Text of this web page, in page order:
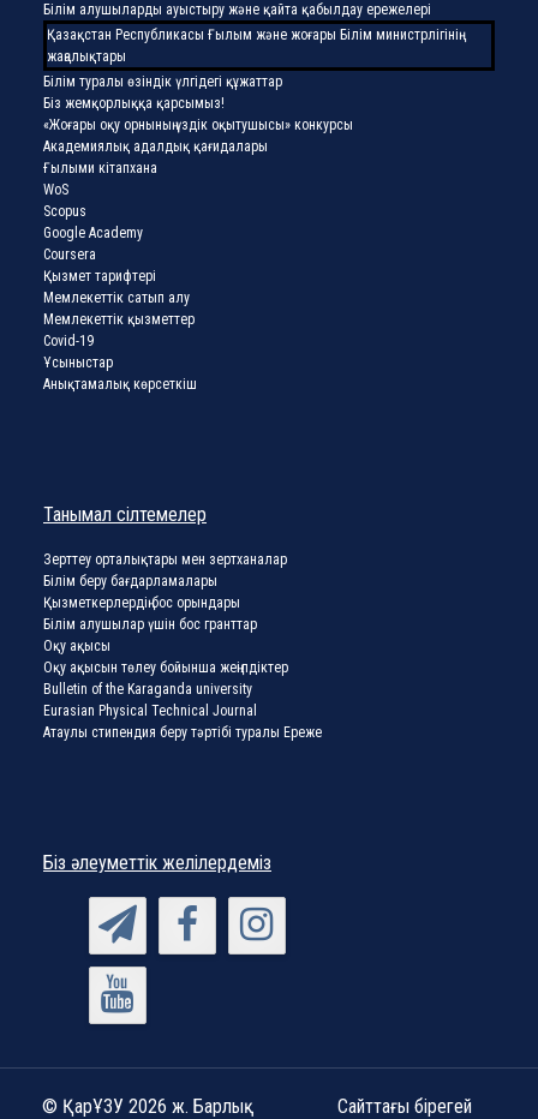
Білім алушыларды ауыстыру және қайта қабылдау ережелері
Қазақстан Республикасы Ғылым және жоғары Білім министрлігінің
жаңалықтары
Білім туралы өзіндік үлгідегі құжаттар
Біз жемқорлыққа қарсымыз!
«Жоғары оқу орнының үздік оқытушысы» конкурсы
Академиялық адалдық қағидалары
Ғылыми кітапхана
WoS
Scopus
Google Academy
Coursera
Қызмет тарифтері
Мемлекеттік сатып алу
Мемлекеттік қызметтер
Covid-19
Ұсыныстар
Анықтамалық көрсеткіш
Танымал сілтемелер
Зерттеу орталықтары мен зертханалар
Білім беру бағдарламалары
Қызметкерлердің бос орындары
Білім алушылар үшін бос гранттар
Оқу ақысы
Оқу ақысын төлеу бойынша жеңілдіктер
Bulletin of the Karaganda university
Eurasian Physical Technical Journal
Атаулы стипендия беру тәртібі туралы Ереже
Біз әлеуметтік желілердеміз
© ҚарҰЗУ 2026 ж. Барлық Сайттағы бірегей